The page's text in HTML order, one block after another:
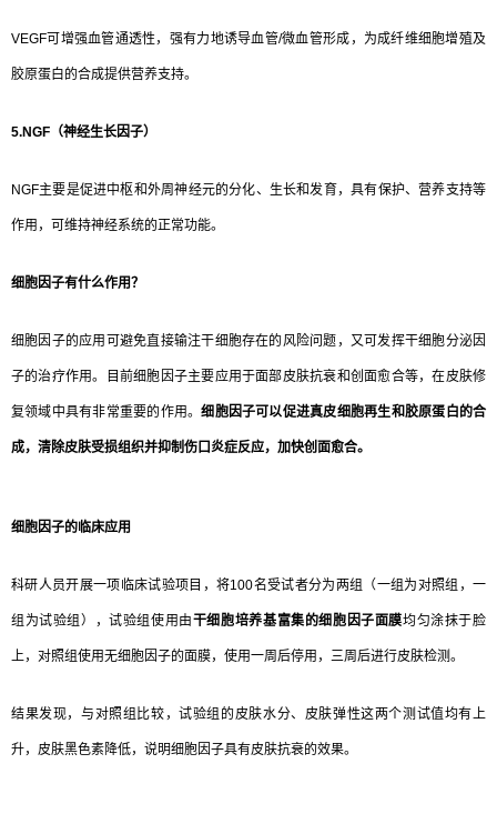
VEGF可增强血管通透性，强有力地诱导血管/微血管形成，为成纤维细胞增殖及
胶原蛋白的合成提供营养支持。
5.NGF（神经生长因子）
NGF主要是促进中枢和外周神经元的分化、生长和发育，具有保护、营养支持等
作用，可维持神经系统的正常功能。
细胞因子有什么作用？
细胞因子的应用可避免直接输注干细胞存在的风险问题，又可发挥干细胞分泌因
子的治疗作用。目前细胞因子主要应用于面部皮肤抗衰和创面愈合等，在皮肤修
复领域中具有非常重要的作用。细胞因子可以促进真皮细胞再生和胶原蛋白的合
成，清除皮肤受损组织并抑制伤口炎症反应，加快创面愈合。
细胞因子的临床应用
科研人员开展一项临床试验项目，将100名受试者分为两组（一组为对照组，一
组为试验组），试验组使用由干细胞培养基富集的细胞因子面膜均匀涂抹于脸
上，对照组使用无细胞因子的面膜，使用一周后停用，三周后进行皮肤检测。
结果发现，与对照组比较，试验组的皮肤水分、皮肤弹性这两个测试值均有上
升，皮肤黑色素降低，说明细胞因子具有皮肤抗衰的效果。